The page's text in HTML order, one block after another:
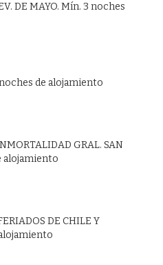
DE MAYO. Mín. 3 noches
de alojamiento
GRAL. SAN
alojamiento
DE CHILE Y